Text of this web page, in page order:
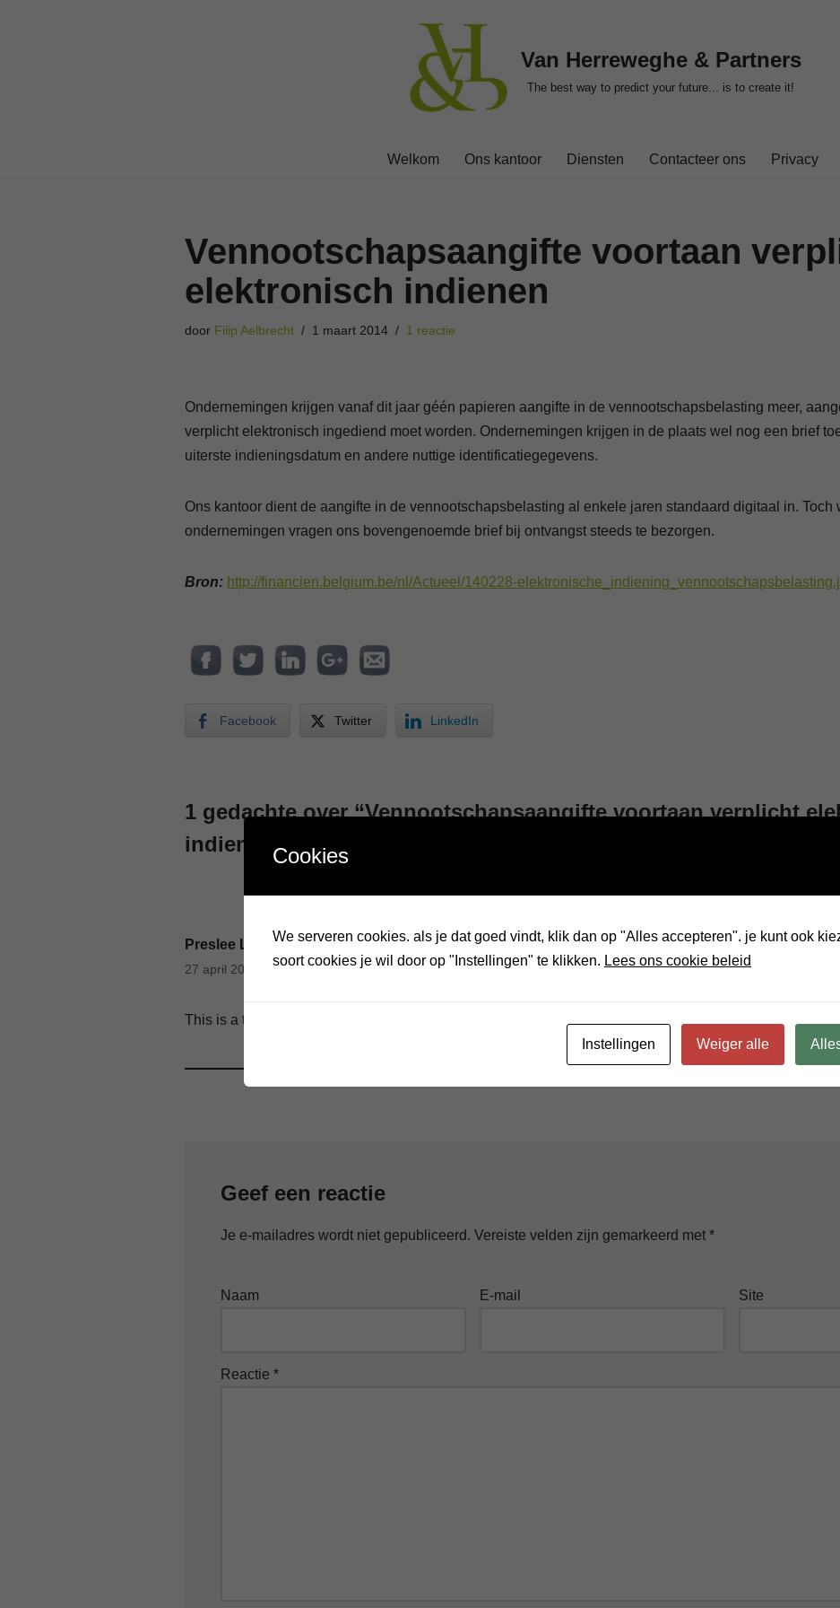
Van Herreweghe & Partners
The best way to predict your future... is to create it!
Welkom Ons kantoor Diensten Contacteer ons Privacy
Vennootschapsaangifte voortaan
elektronisch indienen
door Filip Aelbrecht 1 maart 2014 1 reactie
Ondernemingen krijgen vanaf dit jaar géén papieren aangifte in de vennootschapsbelasting meer,
verplicht elektronisch ingediend moet worden. Ondernemingen krijgen in de plaats wel nog een brief
uiterste indieningsdatum en andere nuttige identificatiegegevens.
Ons kantoor dient de aangifte in de vennootschapsbelasting al enkele jaren standaard digitaal in.
ondernemingen vragen ons bovengenoemde brief bij ontvangst steeds te bezorgen.
Bron: http://financien.belgium.be/nl/Actueel/140228-
Facebook Twitter LinkedIn
1 gedachte over “Vennootschapsaangifte voortaan verplicht
indienen”
Preslee Lokakshi Ezequieel
27 april 2026 bij 19:23
This is a test message for form filling purposes.
Geef een reactie
Je e-mailadres wordt niet gepubliceerd. Vereiste velden zijn gemarkeerd met*
Naam E-mail Site
Reactie*
Cookies
We serveren cookies. als je dat goed vindt, klik dan op "Alles accepteren". je kunt ook
soort cookies je wil door op "Instellingen" te klikken. Lees ons cookie beleid
Instellingen Weiger alle